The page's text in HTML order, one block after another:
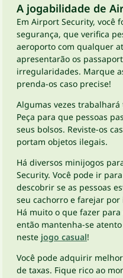
A jogabilidade de
Em Airport Security, você
segurança, que verifica
aeroporto com qualquer
apresentarão os
irregularidades. Marque
prenda-os caso precise!
Algumas vezes
Peça para que pessoas
seus bolsos. Reviste-os
portam objetos ilegais.
Há diversos minijogos
Security. Você pode ir
descobrir se as pessoas
seu cachorro e farejar
Há muito o que fazer
então mantenha-se
neste jogo casual!
Você pode adquirir
de taxas. Fique rico ao